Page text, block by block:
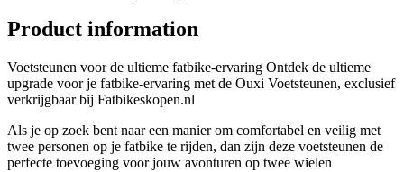
Product information
Voetsteunen voor de ultieme fatbike-ervaring Ontdek de ultieme
upgrade voor je fatbike-ervaring met de Ouxi Voetsteunen, exclusief
verkrijgbaar bij Fatbikeskopen.nl
Als je op zoek bent naar een manier om comfortabel en veilig met
twee personen op je fatbike te rijden, dan zijn deze voetsteunen de
perfecte toevoeging voor jouw avonturen op twee wielen